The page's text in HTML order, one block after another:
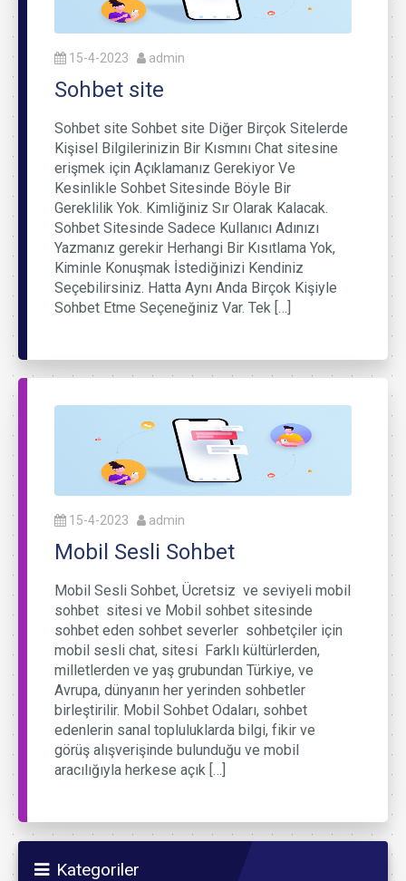
15-4-2023 admin
Sohbet site
Sohbet site Sohbet site Diğer Birçok Sitelerde
Kişisel Bilgilerinizin Bir Kısmını Chat sitesine
erişmek için Açıklamanız Gerekiyor Ve
Kesinlikle Sohbet Sitesinde Böyle Bir
Gereklilik Yok. Kimliğiniz Sır Olarak Kalacak.
Sohbet Sitesinde Sadece Kullanıcı Adınızı
Yazmanız gerekir Herhangi Bir Kısıtlama Yok,
Kiminle Konuşmak İstediğinizi Kendiniz
Seçebilirsiniz. Hatta Aynı Anda Birçok Kişiyle
Sohbet Etme Seçeneğiniz Var. Tek […]
15-4-2023 admin
Mobil Sesli Sohbet
Mobil Sesli Sohbet, Ücretsiz ve seviyeli mobil
sohbet sitesi ve Mobil sohbet sitesinde
sohbet eden sohbet severler sohbetçiler için
mobil sesli chat, sitesi Farklı kültürlerden,
milletlerden ve yaş grubundan Türkiye, ve
Avrupa, dünyanın her yerinden sohbetler
birleştirilir. Mobil Sohbet Odaları, sohbet
edenlerin sanal topluluklarda bilgi, fikir ve
görüş alışverişinde bulunduğu ve mobil
aracılığıyla herkese açık […]
Kategoriler